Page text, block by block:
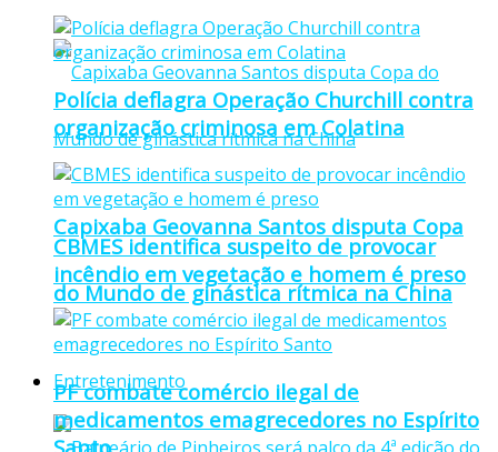
Capixaba Geovanna Santos disputa Copa
do Mundo de ginástica rítmica na China
Entretenimento
Polícia deflagra Operação Churchill contra
organização criminosa em Colatina
CBMES identifica suspeito de provocar
incêndio em vegetação e homem é preso
PF combate comércio ilegal de
medicamentos emagrecedores no Espírito